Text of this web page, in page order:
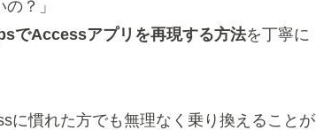
？」
でAccessアプリを再現する方法を丁寧に
に慣れた方でも無理なく乗り換えることが